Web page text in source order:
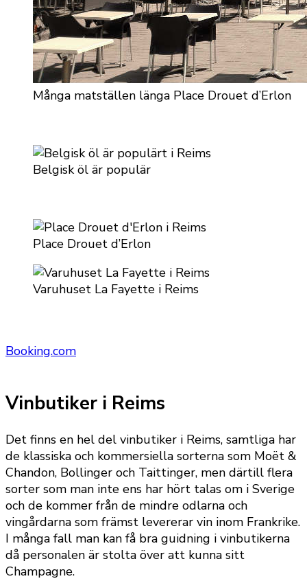
Många matställen länga Place Drouet d’Erlon
Belgisk öl är populär
Place Drouet d’Erlon
Varuhuset La Fayette i Reims
Booking.com
Vinbutiker i Reims
Det finns en hel del vinbutiker i Reims, samtliga har
de klassiska och kommersiella sorterna som Moët &
Chandon, Bollinger och Taittinger, men därtill flera
sorter som man inte ens har hört talas om i Sverige
och de kommer från de mindre odlarna och
vingårdarna som främst levererar vin inom Frankrike.
I många fall man kan få bra guidning i vinbutikerna
då personalen är stolta över att kunna sitt
Champagne.